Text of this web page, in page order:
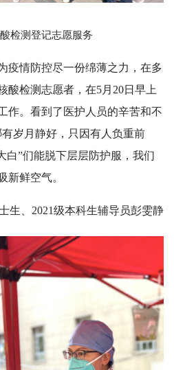
检测登记志愿服务
疫情防控尽一份绵薄之力，在多
酸检测志愿者，在5月20日早上
作。看到了医护人员的辛苦和不
岁月静好，只因有人负重前
白”们能脱下层层防护服，我们
新鲜空气。
生、2021级本科生辅导员彭雯静